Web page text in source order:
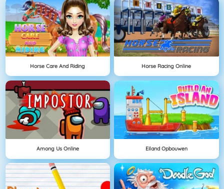
Horse Care And Riding Horse Racing Online
Among Us Online Eiland Opbouwen